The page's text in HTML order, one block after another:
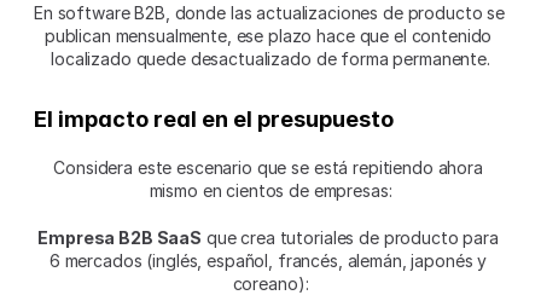
En software B2B, donde las actualizaciones de producto se
publican mensualmente, ese plazo hace que el contenido
localizado quede desactualizado de forma permanente.
El impacto real en el presupuesto
Considera este escenario que se está repitiendo ahora
mismo en cientos de empresas:
Empresa B2B SaaS que crea tutoriales de producto para
6 mercados (inglés, español, francés, alemán, japonés y
coreano):